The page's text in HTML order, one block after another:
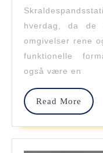
hverdag, da
omgivelser rene
funktionelle
også være en
Read More